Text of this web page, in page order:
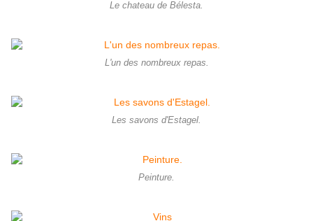
Le chateau de Bélesta.
L'un des nombreux repas.
Les savons d'Estagel.
Peinture.